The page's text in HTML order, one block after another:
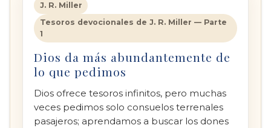
J. R. Miller
Tesoros devocionales de J. R. Miller — Parte
1
Dios da más abundantemente de
lo que pedimos
Dios ofrece tesoros infinitos, pero muchas
veces pedimos solo consuelos terrenales
pasajeros; aprendamos a buscar los dones